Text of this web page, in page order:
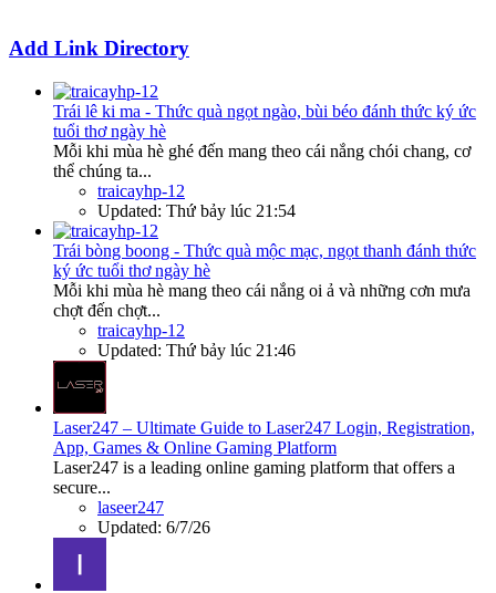
Add Link Directory
Trái lê ki ma - Thức quà ngọt ngào, bùi béo đánh thức ký ức
tuổi thơ ngày hè
Mỗi khi mùa hè ghé đến mang theo cái nắng chói chang, cơ
thể chúng ta...
traicayhp-12
Updated: Thứ bảy lúc 21:54
Trái bòng boong - Thức quà mộc mạc, ngọt thanh đánh thức
ký ức tuổi thơ ngày hè
Mỗi khi mùa hè mang theo cái nắng oi ả và những cơn mưa
chợt đến chợt...
traicayhp-12
Updated: Thứ bảy lúc 21:46
Laser247 – Ultimate Guide to Laser247 Login, Registration,
App, Games & Online Gaming Platform
Laser247 is a leading online gaming platform that offers a
secure...
laseer247
Updated: 6/7/26